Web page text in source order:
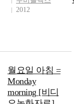
2012
월요일 아침 =
Monday
morning [비디